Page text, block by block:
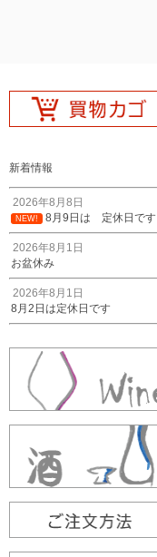
新着情報
2026年8月8日
NEW! 8月9日は 定休日です
2026年8月1日
お盆休み
2026年8月1日
8月2日は定休日です